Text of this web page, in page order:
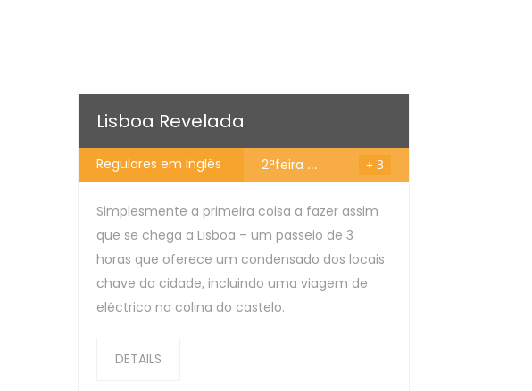
Reservar €
Lisboa Revelada
Regulares em Inglês 2ªfeira ... + 3
Simplesmente a primeira coisa a fazer assim
que se chega a Lisboa – um passeio de 3
horas que oferece um condensado dos locais
chave da cidade, incluindo uma viagem de
eléctrico na colina do castelo.
DETAILS